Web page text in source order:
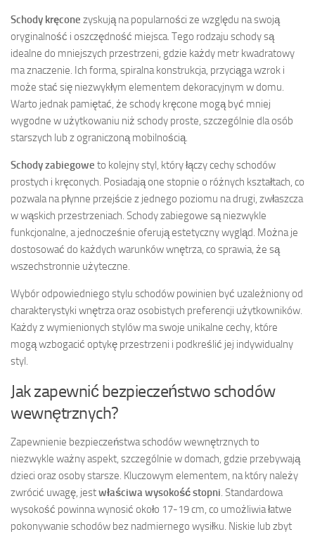
Schody kręcone zyskują na popularności ze względu na swoją
oryginalność i oszczędność miejsca. Tego rodzaju schody są
idealne do mniejszych przestrzeni, gdzie każdy metr kwadratowy
ma znaczenie. Ich forma, spiralna konstrukcja, przyciąga wzrok i
może stać się niezwykłym elementem dekoracyjnym w domu.
Warto jednak pamiętać, że schody kręcone mogą być mniej
wygodne w użytkowaniu niż schody proste, szczególnie dla osób
starszych lub z ograniczoną mobilnością.
Schody zabiegowe to kolejny styl, który łączy cechy schodów
prostych i kręconych. Posiadają one stopnie o różnych kształtach, co
pozwala na płynne przejście z jednego poziomu na drugi, zwłaszcza
w wąskich przestrzeniach. Schody zabiegowe są niezwykle
funkcjonalne, a jednocześnie oferują estetyczny wygląd. Można je
dostosować do każdych warunków wnętrza, co sprawia, że są
wszechstronnie użyteczne.
Wybór odpowiedniego stylu schodów powinien być uzależniony od
charakterystyki wnętrza oraz osobistych preferencji użytkowników.
Każdy z wymienionych stylów ma swoje unikalne cechy, które
mogą wzbogacić optykę przestrzeni i podkreślić jej indywidualny
styl.
Jak zapewnić bezpieczeństwo schodów
wewnętrznych?
Zapewnienie bezpieczeństwa schodów wewnętrznych to
niezwykle ważny aspekt, szczególnie w domach, gdzie przebywają
dzieci oraz osoby starsze. Kluczowym elementem, na który należy
zwrócić uwagę, jestwłaściwa wysokość stopni. Standardowa
wysokość powinna wynosić około 17-19 cm, co umożliwia łatwe
pokonywanie schodów bez nadmiernego wysiłku. Niskie lub zbyt